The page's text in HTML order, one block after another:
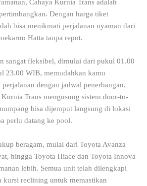
Cahaya Kurnia Trans adalah
Dengan harga tiket
bisa menikmati perjalanan nyaman dari
Hatta tanpa repot.
sangat fleksibel, dimulai dari pukul 01.00
23.00 WIB, memudahkan kamu
dengan jadwal penerbangan.
Trans mengusung sistem door-to-
bisa dijemput langsung di lokasi
perlu datang ke pool.
beragam, mulai dari Toyota Avanza
hingga Toyota Hiace dan Toyota Innova
lebih. Semua unit telah dilengkapi
kursi reclining untuk memastikan